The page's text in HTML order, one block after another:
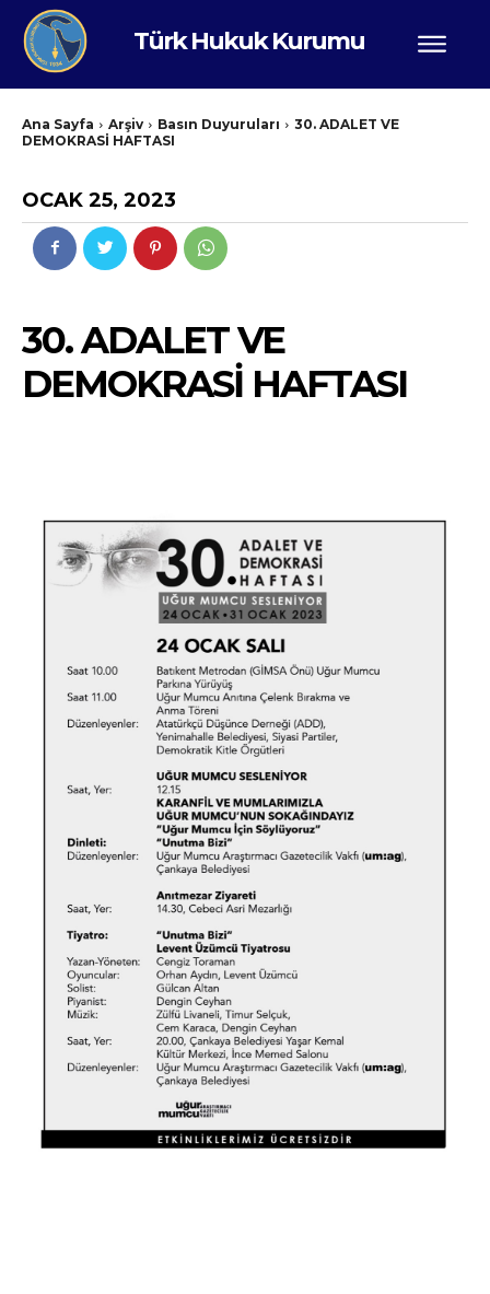
Türk Hukuk Kurumu
Ana Sayfa Arşiv Basın Duyuruları
30. ADALET VE
DEMOKRASİ HAFTASI
OCAK 25, 2023
30. ADALET VE
DEMOKRASİ HAFTASI